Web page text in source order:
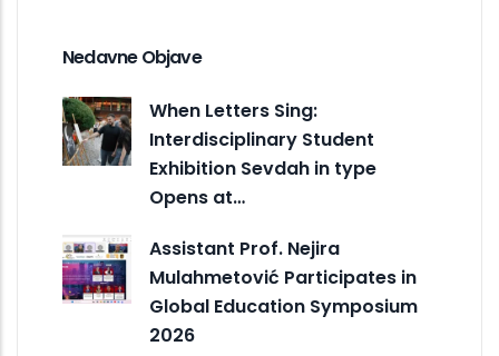
Nedavne Objave
When Letters Sing:
Interdisciplinary Student
Exhibition Sevdah in type
Opens at…
Assistant Prof. Nejira
Mulahmetović Participates in
Global Education Symposium
2026